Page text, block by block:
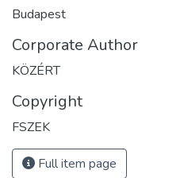
Budapest
Corporate Author
KÖZÉRT
Copyright
FSZEK
Full item page